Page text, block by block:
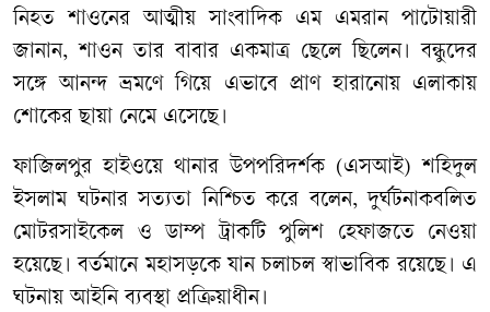
নিহত শাওনের আত্মীয় সাংবাদিক এম এমরান পাটোয়ারী
জানান, শাওন তার বাবার একমাত্র ছেলে ছিলেন। বন্ধুদের
সঙ্গে আনন্দ ভ্রমণে গিয়ে এভাবে প্রাণ হারানোয় এলাকায়
শোকের ছায়া নেমে এসেছে।
ফাজিলপুর হাইওয়ে থানার উপপরিদর্শক (এসআই) শহিদুল
ইসলাম ঘটনার সত্যতা নিশ্চিত করে বলেন, দুর্ঘটনাকবলিত
মোটরসাইকেল ও ডাম্প ট্রাকটি পুলিশ হেফাজতে নেওয়া
হয়েছে। বর্তমানে মহাসড়কে যান চলাচল স্বাভাবিক রয়েছে। এ
ঘটনায় আইনি ব্যবস্থা প্রক্রিয়াধীন।